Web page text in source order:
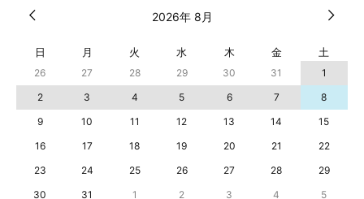
2026年 8月
日 月 火 水 木 金 土
26 27 28 29 30 31
1
2
3 4 5 6 7
8
9
10 11 12 13 14
15
16
17 18 19 20 21
22
23
24 25 26 27 28
29
30
31 1 2 3 4 5